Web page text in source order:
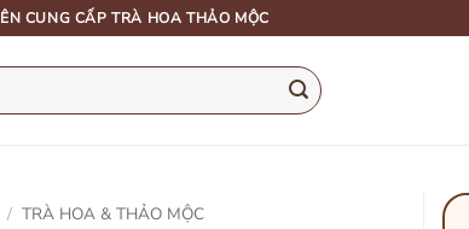
CUNG CẤP TRÀ HOA THẢO MỘC
/ TRÀ HOA & THẢO MỘC